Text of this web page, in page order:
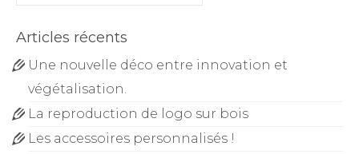
Articles récents
Une nouvelle déco entre innovation et
végétalisation.
La reproduction de logo sur bois
Les accessoires personnalisés !